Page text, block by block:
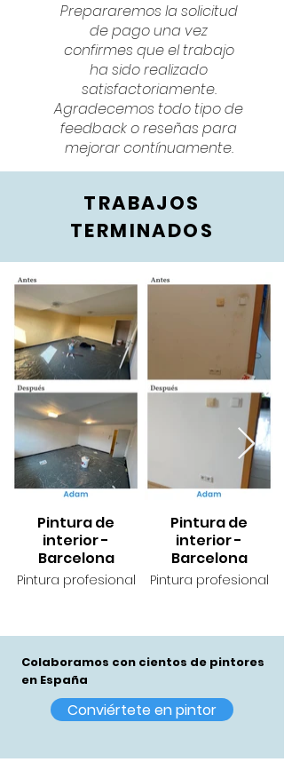
Prepararemos la solicitud
de pago una vez
confirmes que el trabajo
ha sido realizado
satisfactoriamente.
Agradecemos todo tipo de
feedback o reseñas para
mejorar contínuamente.
TRABAJOS
TERMINADOS
Pintura de
interior -
Barcelona
Pintura profesional
Pintura de
interior -
Barcelona
Pintura profesional
Colaboramos con cientos de pintores
en España
Conviértete en pintor